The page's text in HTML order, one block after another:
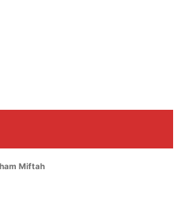
Miftah